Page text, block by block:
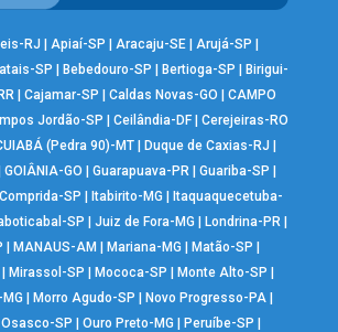
RJ | Apiaí-SP | Aracaju-SE| Arujá-SP |
SP | Bebedouro-SP | Bertioga-SP | Birigui-
|Cajamar-SP |Caldas Novas-GO |CAMPO
Jordão-SP | Ceilândia-DF| Cerejeiras-RO
(Pedra 90)-MT| Duque de Caxias-RJ |
GOIÂNIA-GO |Guarapuava-PR |Guariba-SP |
SP |Itabirito-MG |Itaquaquecetuba-
SP |Juiz de Fora-MG |Londrina-PR |
|MANAUS-AM |Mariana-MG |Matão-SP |
|Mirassol-SP |Mococa-SP |Monte Alto-SP |
|Morro Agudo-SP |Novo Progresso-PA |
Osasco-SP |Ouro Preto-MG |Peruíbe-SP |